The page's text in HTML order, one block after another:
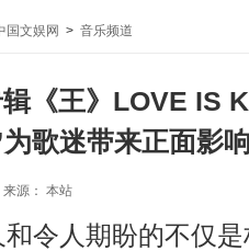
国文娱网 > 音乐频道
《王》LOVE IS
歌迷带来正面影
来源： 本站
令人期盼的不仅